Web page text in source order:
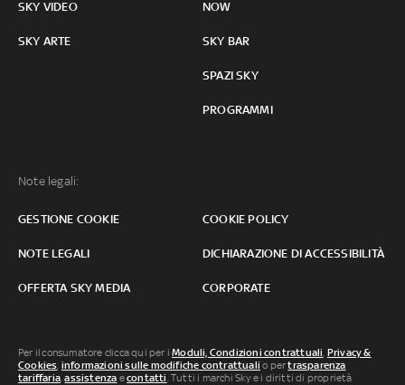
SKY VIDEO
SKY ARTE
NOW
SKY BAR
SPAZI SKY
PROGRAMMI
Note legali:
GESTIONE COOKIE COOKIE POLICY
NOTE LEGALI DICHIARAZIONE DI ACCESSIBILITÀ
OFFERTA SKY MEDIA CORPORATE
Per il consumatore clicca qui per iModuli, Condizioni contrattuali, Privacy &
Cookies, informazioni sulle modifiche contrattuali o pertrasparenza
tariffaria,assistenza econtatti. Tutti i marchi Sky e i diritti di proprietà